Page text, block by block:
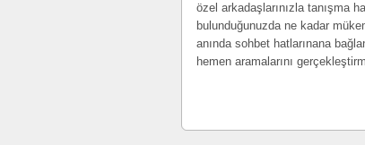
özel arkadaşlarınızla tanışma
bulunduğunuzda ne kadar
anında sohbet hatlarınana
hemen aramalarını